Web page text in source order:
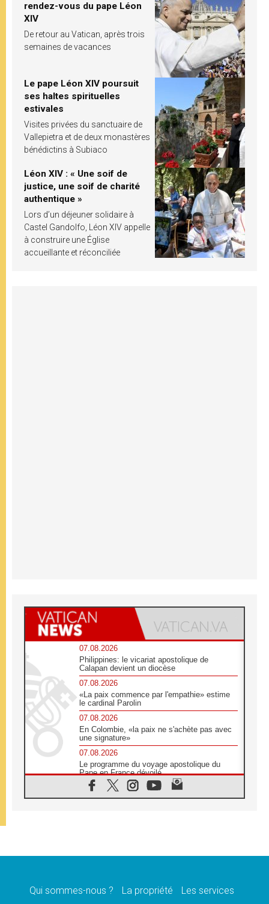
rendez-vous du pape Léon
XIV
De retour au Vatican, après trois
semaines de vacances
Le pape Léon XIV poursuit
ses haltes spirituelles
estivales
Visites privées du sanctuaire de
Vallepietra et de deux monastères
bénédictins à Subiaco
Léon XIV : « Une soif de
justice, une soif de charité
authentique »
Lors d’un déjeuner solidaire à
Castel Gandolfo, Léon XIV appelle
à construire une Église
accueillante et réconciliée
07.08.2026
Philippines: le vicariat apostolique de
Calapan devient un diocèse
07.08.2026
«La paix commence par l'empathie» estime
le cardinal Parolin
07.08.2026
En Colombie, «la paix ne s'achète pas avec
une signature»
07.08.2026
Le programme du voyage apostolique du
Pape en France dévoilé
07.08.2026
1ère Conférence continentale sur l'éducation
07.08.2026
07.08.2026
Qui sommes-nous ? La propriété Les services